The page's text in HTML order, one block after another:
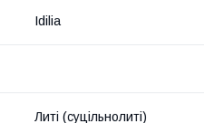
Idilia
Литі (суцільнолиті)